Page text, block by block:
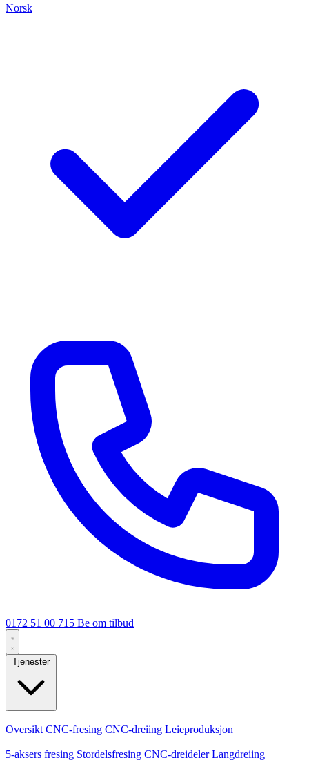
Norsk
0172 51 00 715 Be om tilbud
Tjenester
Oversikt CNC-fresing CNC-dreiing Leieproduksjon
5-aksers fresing Stordelsfresing CNC-dreidelerLangdreiing